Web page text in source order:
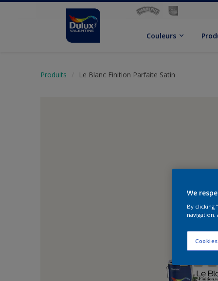
Couleurs
Produits Le Blanc Finition Parfaite Satin
We
By clicking
navigation,